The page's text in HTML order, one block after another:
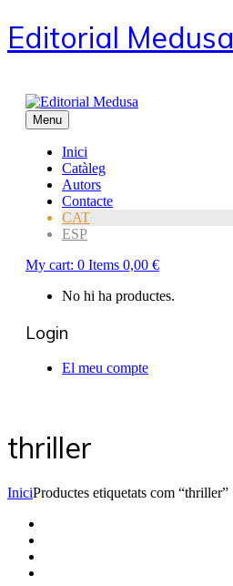
Editorial Medusa
Menu
Inici
Catàleg
Autors
Contacte
CAT
ESP
My cart: 0 Items 0,00 €
No hi ha productes.
Login
El meu compte
thriller
IniciProductes etiquetats com “thriller”